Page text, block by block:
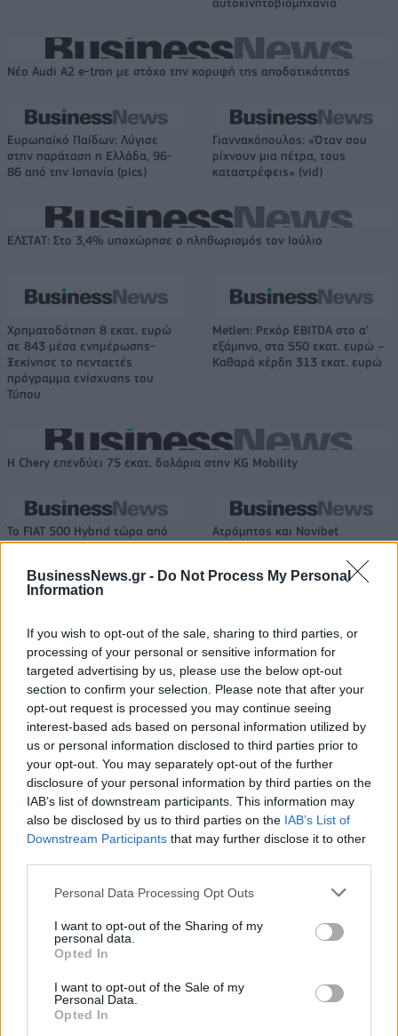
BusinessNews.gr - Do Not Process My Personal
Information
If you wish to opt-out of the sale, sharing to third parties, or
processing of your personal or sensitive information for
targeted advertising by us, please use the below opt-out
section to confirm your selection. Please note that after your
opt-out request is processed you may continue seeing
interest-based ads based on personal information utilized by
us or personal information disclosed to third parties prior to
your opt-out. You may separately opt-out of the further
disclosure of your personal information by third parties on the
IAB’s list of downstream participants. This information may
also be disclosed by us to third parties on the IAB’s List of
Downstream Participants that may further disclose it to other
Personal Data Processing Opt Outs
I want to opt-out of the Sharing of my
personal data.
Opted In
I want to opt-out of the Sale of my
Personal Data.
Opted In
Νέο Audi A2 e-tron με στόχο την κορυφή της αποδοτικότητας
Ευρωπαϊκό Παίδων: Λύγισε
στην παράταση η Ελλάδα, 96-
86 από την Ισπανία (pics)
Γιαννακόπουλος: «Όταν σου
ρίχνουν μια πέτρα, τους
καταστρέφεις» (vid)
ΕΛΣΤΑΤ: Στο 3,4% υποχώρησε ο πληθωρισμός τον Ιούλιο
Χρηματοδότηση 8 εκατ. ευρώ
σε 843 μέσα ενημέρωσης-
Ξεκίνησε το πενταετές
πρόγραμμα ενίσχυσης του
Τύπου
Metlen: Ρεκόρ EBITDA στο α'
εξάμηνο, στα 550 εκατ. ευρώ –
Καθαρά κέρδη 313 εκατ. ευρώ
Η Chery επενδύει 75 εκατ. δολάρια στην KG Mobility
Το FIAT 500 Hybrid τώρα από
18.990 ευρώ
Ατρόμητος και Novibet
συνεχίζουν μαζί: Ανανέωση της
συνεργασίας τους μέχρι το
2028
18η συνεχόμενη χρονιά για τον ΟΤΕ στη διεθνή σειρά δεικτών
FTSE4Good
Alpha Bank: Για πρώτη φορά το Αρχαίο Θέατρο Επιδαύρου άνοιξε τις
πύλες του σε όλους
ΠΕΡΙΣΣΌΤΕΡΑ ΣΕ ΑΥΤΉ ΤΗΝ ΚΑΤΗΓΟΡΊΑ
Κως: Συνελήφθη χειριστής
ταχύπλοου που μετέφερε
13 μετανάστες
Σκοπιανό: Σήμερα θα γίνει